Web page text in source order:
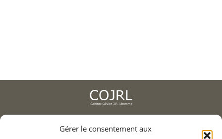
Gérer le consentement aux
2, av. de l'Europe, 78400 Chatou